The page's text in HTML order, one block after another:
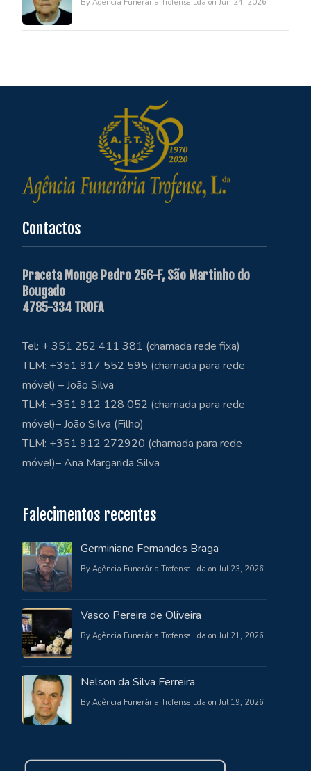
By Agência Funerária Trofense Lda on Jun 24, 2026
Contactos
Praceta Monge Pedro 256-F, São Martinho do
Bougado
4785-334 TROFA
Tel: + 351 252 411 381 (chamada rede fixa)
TLM: +351 917 552 595 (chamada para rede
móvel) – João Silva
TLM: +351 912 128 052 (chamada para rede
móvel)– João Silva (Filho)
TLM: +351 912 272920 (chamada para rede
móvel)– Ana Margarida Silva
Falecimentos recentes
Germiniano Fernandes Braga
By Agência Funerária Trofense Lda on Jul 23, 2026
Vasco Pereira de Oliveira
By Agência Funerária Trofense Lda on Jul 21, 2026
Nelson da Silva Ferreira
By Agência Funerária Trofense Lda on Jul 19, 2026